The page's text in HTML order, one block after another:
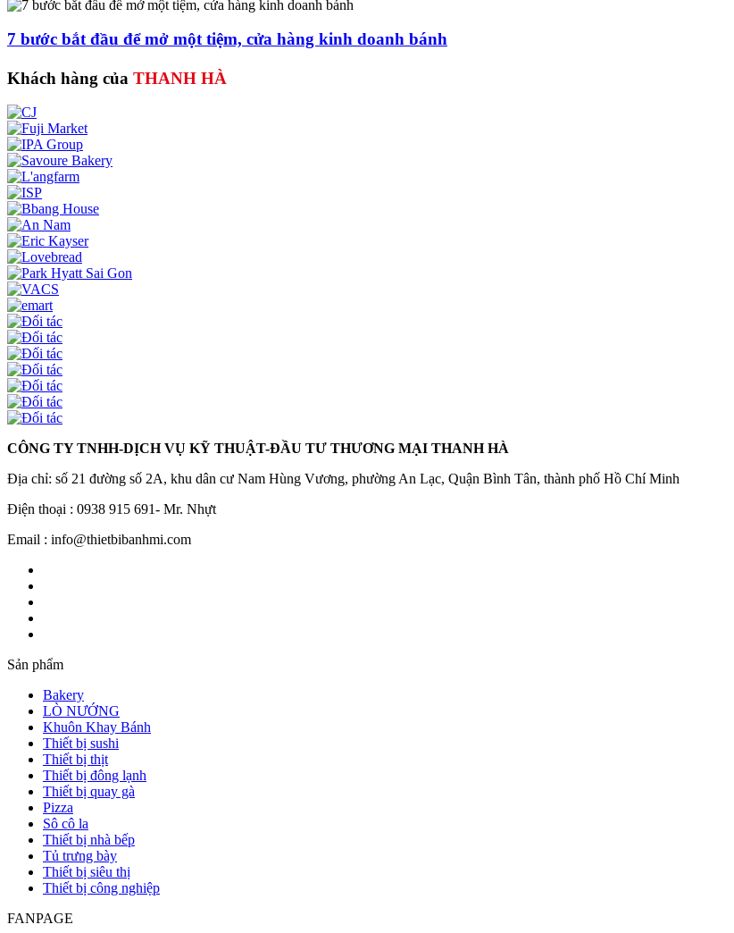
7 bước bắt đầu để mở một tiệm, cửa hàng kinh doanh bánh
Khách hàng của THANH HÀ
CÔNG TY TNHH-DỊCH VỤ KỸ THUẬT-ĐẦU TƯ THƯƠNG MẠI THANH HÀ
Địa chỉ: số 21 đường số 2A, khu dân cư Nam Hùng Vương, phường An Lạc, Quận Bình Tân, thành phố Hồ Chí Minh
Điện thoại : 0938 915 691- Mr. Nhựt
Email : info@thietbibanhmi.com
Sản phẩm
Bakery
LÒ NƯỚNG
Khuôn Khay Bánh
Thiết bị sushi
Thiết bị thịt
Thiết bị đông lạnh
Thiết bị quay gà
Pizza
Sô cô la
Thiết bị nhà bếp
Tủ trưng bày
Thiết bị siêu thị
Thiết bị công nghiệp
FANPAGE